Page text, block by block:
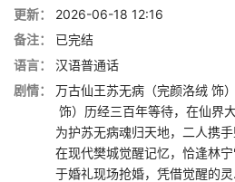
更新：
2026-06-18 12:16
备注：
已完结
语言：
汉语普通话
剧情：
万古仙王苏无病（完颜洛绒 饰
饰）历经三百年等待，在仙界
为护苏无病魂归天地，二人携
在现代樊城觉醒记忆，恰逢林
于婚礼现场抢婚，凭借觉醒的